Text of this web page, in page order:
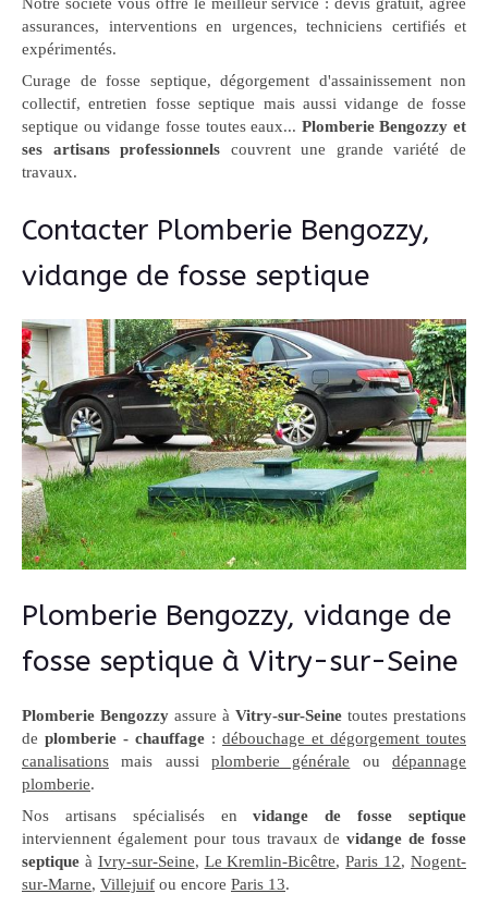
assurances, interventions en urgences, techniciens certifiés et
expérimentés.
Curage de fosse septique, dégorgement d'assainissement non
collectif, entretien fosse septique mais aussi vidange de fosse
septique ou vidange fosse toutes eaux... Plomberie Bengozzy et
ses artisans professionnels couvrent une grande variété de
travaux.
Contacter Plomberie Bengozzy,
vidange de fosse septique
Plomberie Bengozzy, vidange de
fosse septique à Vitry-sur-Seine
Plomberie Bengozzy assure à Vitry-sur-Seine toutes prestations
de plomberie - chauffage : débouchage et dégorgement toutes
canalisations mais aussi plomberie générale oudépannage
plomberie.
Nos artisans spécialisés envidange de fosse septique
interviennent également pour tous travaux devidange de fosse
septique à Ivry-sur-Seine, Le Kremlin-Bicêtre,Paris 12,Nogent-
sur-Marne, Villejuif ou encore Paris 13.